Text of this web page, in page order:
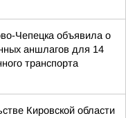
Чепецка объявила о
аншлагов для 14
транспорта
Кировской области